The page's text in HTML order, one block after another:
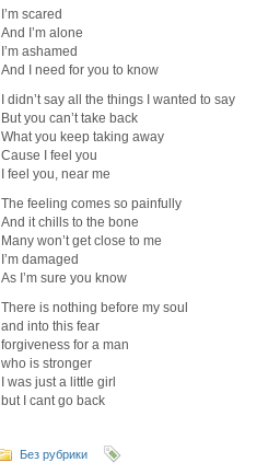
I’m scared
And I’m alone
I’m ashamed
And I need for you to know
I didn’t say all the things I wanted to say
But you can’t take back
What you keep taking away
Cause I feel you
I feel you, near me
The feeling comes so painfully
And it chills to the bone
Many won’t get close to me
I’m damaged
As I’m sure you know
There is nothing before my soul
and into this fear
forgiveness for a man
who is stronger
I was just a little girl
but I cant go back
Без рубрики